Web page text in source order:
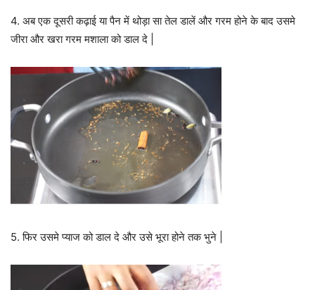
4. अब एक दूसरी कढ़ाई या पैन में थोड़ा सा तेल डालें और गरम होने के बाद उसमे
जीरा और खरा गरम मशाला को डाल दे |
5. फिर उसमे प्याज को डाल दे और उसे भूरा होने तक भुने |